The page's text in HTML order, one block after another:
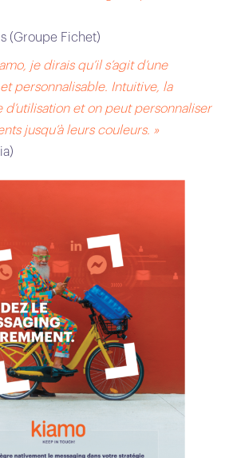
(Groupe Fichet)
je dirais qu’il s’agit d’une
personnalisable. Intuitive, la
d’utilisation et on peut personnaliser
jusqu’à leurs couleurs. »